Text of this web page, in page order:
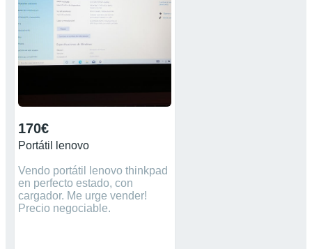
170€
Portátil lenovo
Vendo portátil lenovo thinkpad
en perfecto estado, con
cargador. Me urge vender!
Precio negociable.